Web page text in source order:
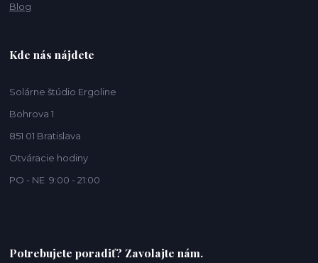
Blog
Kde nás nájdete
Solárne štúdio Ergoline
Bohrova 1
851 01 Bratislava
Otváracie hodiny
PO - NE 9:00 - 21:00
Potrebujete poradiť? Zavolajte nám.